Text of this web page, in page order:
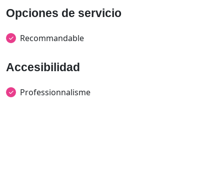
Opciones de servicio
Recommandable
Accesibilidad
Professionnalisme